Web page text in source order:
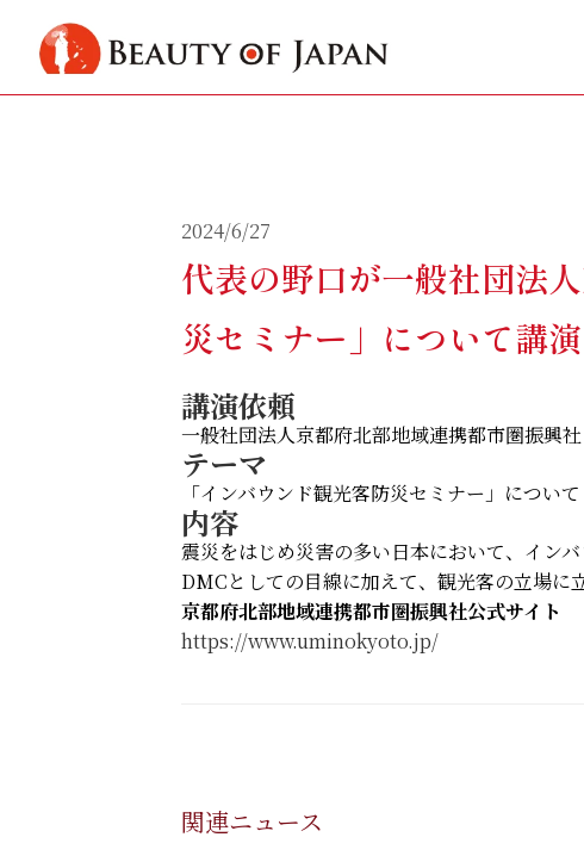
2024/6/27
代表の野口が一般社団法
災セミナー」について講
講演依頼
一般社団法人京都府北部地域連携都市圏振興
テーマ
「インバウンド観光客防災セミナー」について
内容
震災をはじめ災害の多い日本において、イン
DMCとしての目線に加えて、観光客の立場に
京都府北部地域連携都市圏振興社公式サイト
https://www.uminokyoto.jp/
関連ニュース